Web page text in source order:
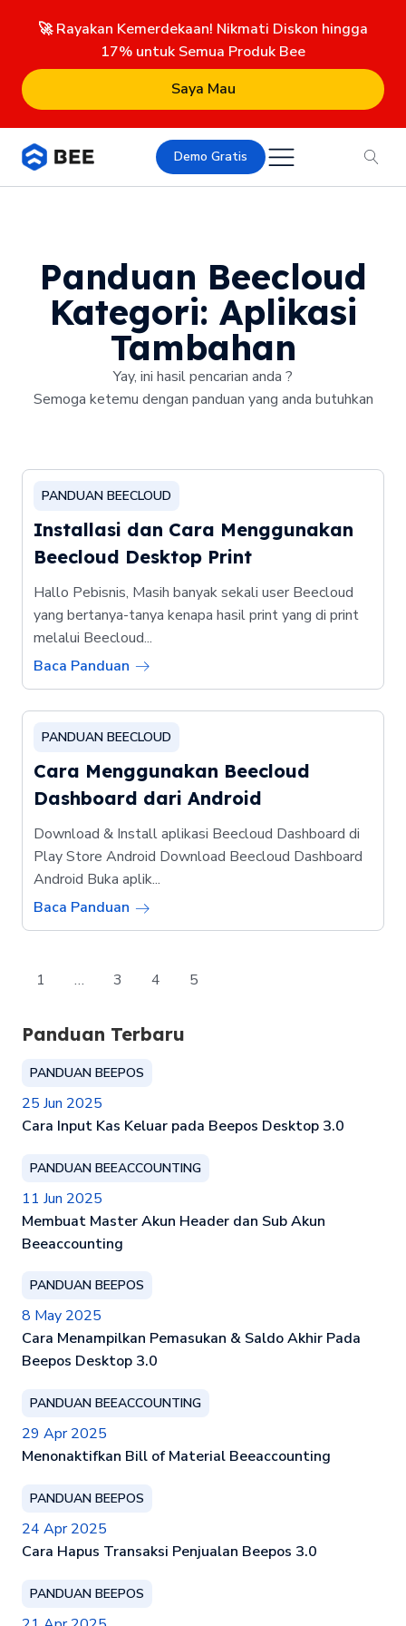
🚀 Rayakan Kemerdekaan! Nikmati Diskon hingga
17% untuk Semua Produk Bee
Saya Mau
Demo Gratis
Panduan Beecloud
Kategori: Aplikasi
Tambahan
Yay, ini hasil pencarian anda ?
Semoga ketemu dengan panduan yang anda butuhkan
PANDUAN BEECLOUD
Installasi dan Cara Menggunakan
Beecloud Desktop Print
Hallo Pebisnis, Masih banyak sekali user Beecloud
yang bertanya-tanya kenapa hasil print yang di print
melalui Beecloud...
Baca Panduan
PANDUAN BEECLOUD
Cara Menggunakan Beecloud
Dashboard dari Android
Download & Install aplikasi Beecloud Dashboard di
Play Store Android Download Beecloud Dashboard
Android Buka aplik...
Baca Panduan
1 … 3 4 5
Panduan Terbaru
PANDUAN BEEPOS
25 Jun 2025
Cara Input Kas Keluar pada Beepos Desktop 3.0
PANDUAN BEEACCOUNTING
11 Jun 2025
Membuat Master Akun Header dan Sub Akun
Beeaccounting
PANDUAN BEEPOS
8 May 2025
Cara Menampilkan Pemasukan & Saldo Akhir Pada
Beepos Desktop 3.0
PANDUAN BEEACCOUNTING
29 Apr 2025
Menonaktifkan Bill of Material Beeaccounting
PANDUAN BEEPOS
24 Apr 2025
Cara Hapus Transaksi Penjualan Beepos 3.0
PANDUAN BEEPOS